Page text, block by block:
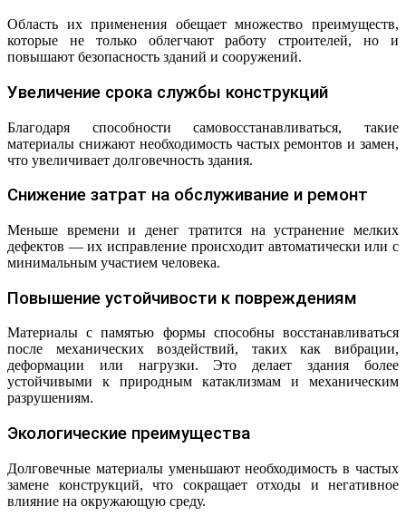
Область их применения обещает множество преимуществ,
которые не только облегчают работу строителей, но и
повышают безопасность зданий и сооружений.
Увеличение срока службы конструкций
Благодаря способности самовосстанавливаться, такие
материалы снижают необходимость частых ремонтов и замен,
что увеличивает долговечность здания.
Снижение затрат на обслуживание и ремонт
Меньше времени и денег тратится на устранение мелких
дефектов — их исправление происходит автоматически или с
минимальным участием человека.
Повышение устойчивости к повреждениям
Материалы с памятью формы способны восстанавливаться
после механических воздействий, таких как вибрации,
деформации или нагрузки. Это делает здания более
устойчивыми к природным катаклизмам и механическим
разрушениям.
Экологические преимущества
Долговечные материалы уменьшают необходимость в частых
замене конструкций, что сокращает отходы и негативное
влияние на окружающую среду.